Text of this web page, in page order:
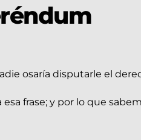
osaría disputarle el
frase; y por lo que